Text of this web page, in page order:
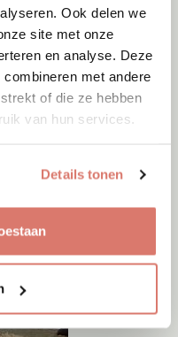
Ook delen we
site met onze
en analyse. Deze
met andere
of die ze hebben
van hun services.
Details tonen